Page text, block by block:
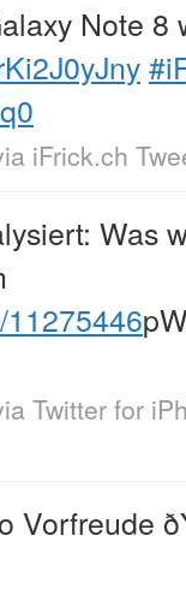
Note 8
iFrick.ch
Was
Twitter for
Vorfreude